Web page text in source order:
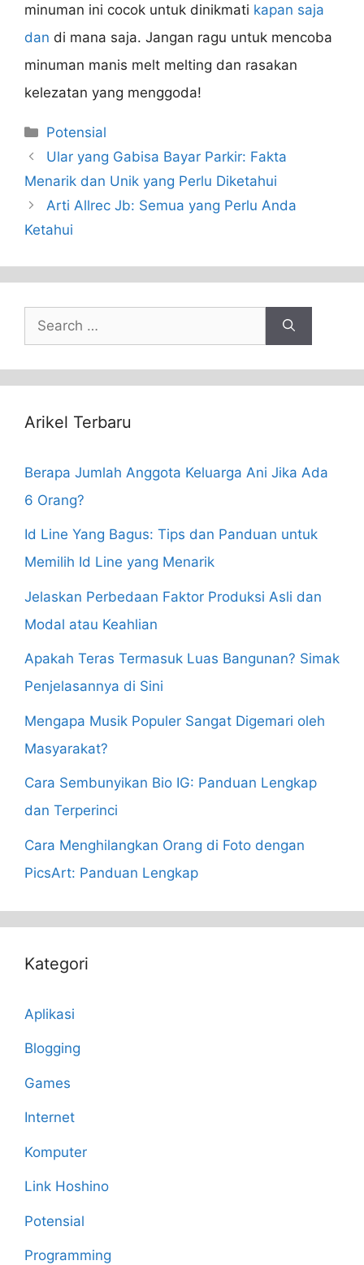
minuman ini cocok untuk dinikmati kapan saja
dan di mana saja. Jangan ragu untuk mencoba
minuman manis melt melting dan rasakan
kelezatan yang menggoda!
Categories
Potensial
Ular yang Gabisa Bayar Parkir: Fakta
Menarik dan Unik yang Perlu Diketahui
Arti Allrec Jb: Semua yang Perlu Anda
Ketahui
Search
for:
Arikel Terbaru
Berapa Jumlah Anggota Keluarga Ani Jika Ada
6 Orang?
Id Line Yang Bagus: Tips dan Panduan untuk
Memilih Id Line yang Menarik
Jelaskan Perbedaan Faktor Produksi Asli dan
Modal atau Keahlian
Apakah Teras Termasuk Luas Bangunan? Simak
Penjelasannya di Sini
Mengapa Musik Populer Sangat Digemari oleh
Masyarakat?
Cara Sembunyikan Bio IG: Panduan Lengkap
dan Terperinci
Cara Menghilangkan Orang di Foto dengan
PicsArt: Panduan Lengkap
Kategori
Aplikasi
Blogging
Games
Internet
Komputer
Link Hoshino
Potensial
Programming